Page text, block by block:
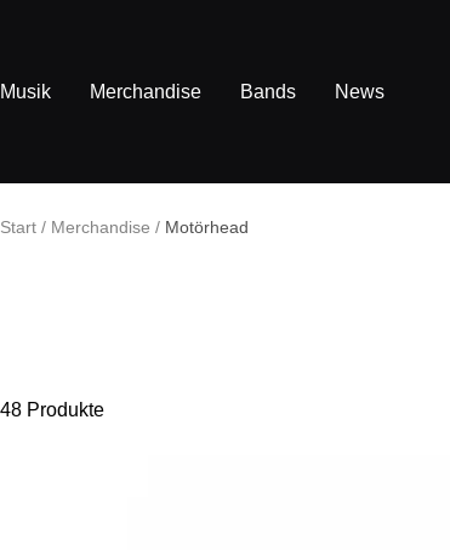
Inhalt
Musik Merchandise Bands News
Start Merchandise Motörhead
48 Produkte